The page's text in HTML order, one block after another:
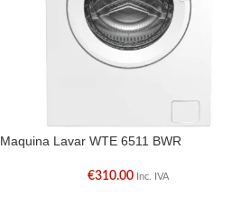
Maquina Lavar WTE 6511 BWR
€310.00 Inc. IVA